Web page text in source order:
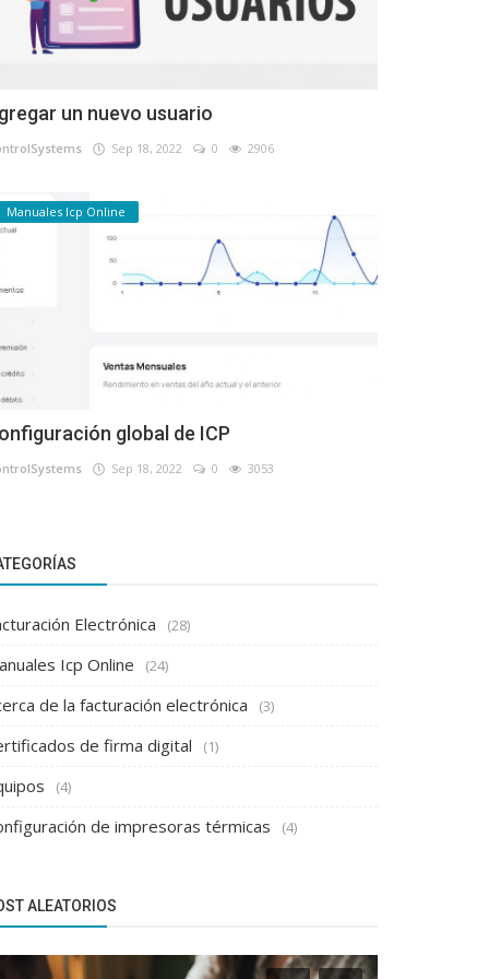
un nuevo usuario
Sep 18, 2022 0 2906
Manuales Icp Online
global de ICP
Sep 18, 2022 0 3053
Electrónica (28)
Icp Online (24)
de la facturación electrónica (3)
de firma digital (1)
(4)
de impresoras térmicas (4)
ALEATORIOS